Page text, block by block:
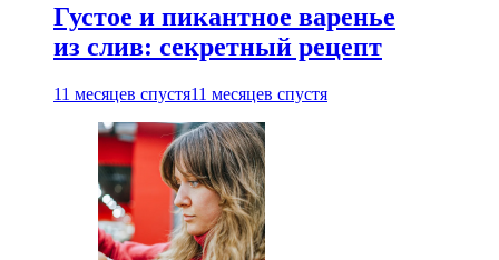
Густое и пикантное варенье
из слив: секретный рецепт
11 месяцев спустя11 месяцев спустя